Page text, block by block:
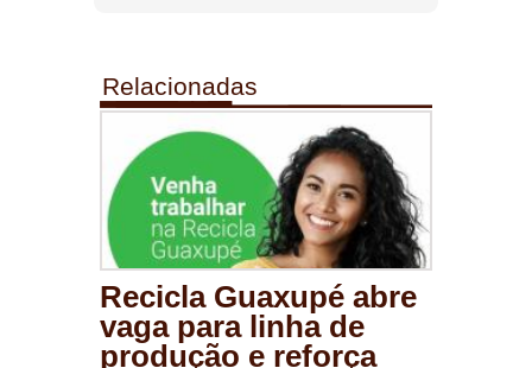
Relacionadas
Recicla Guaxupé abre
vaga para linha de
produção e reforça